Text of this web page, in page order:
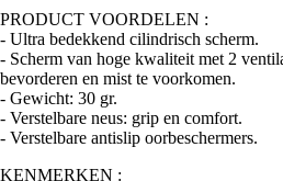
PRODUCT VOORDELEN :
- Ultra bedekkend cilindrisch scherm.
- Scherm van hoge kwaliteit met 2
bevorderen en mist te voorkomen.
- Gewicht: 30 gr.
- Verstelbare neus: grip en comfort.
- Verstelbare antislip oorbeschermers.
KENMERKEN :